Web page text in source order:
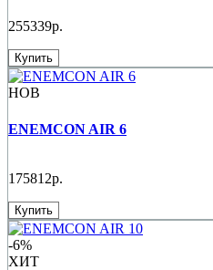
255339р.
Купить
НОВ
ENEMCON AIR 6
175812р.
Купить
-6%
ХИТ